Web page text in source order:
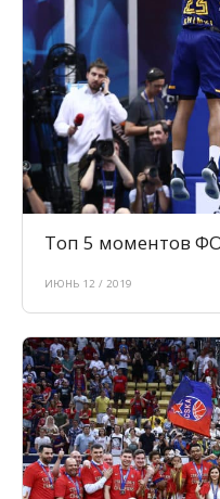
Топ 5 моментов
ИЮНЬ 12 / 2019